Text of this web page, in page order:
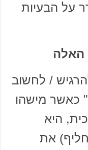
על הבעיות
/ לחשוב
כאשר מישהו
היא
את